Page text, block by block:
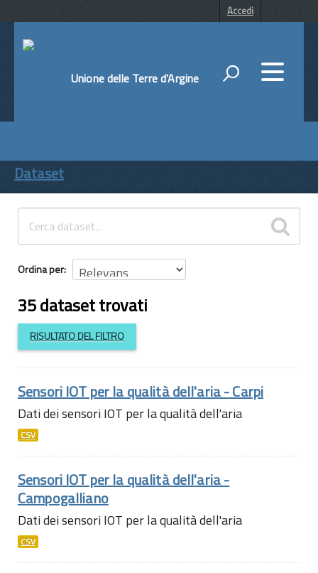
Accedi
Unione delle Terre d'Argine
ENTI
TEMI
INFORMAZIONI
Dataset
Ordina per
35 dataset trovati
RISULTATO DEL FILTRO
Sensori IOT per la qualità dell'aria - Carpi
Dati dei sensori IOT per la qualità dell'aria
CSV
Sensori IOT per la qualità dell'aria -
Campogalliano
Dati dei sensori IOT per la qualità dell'aria
CSV